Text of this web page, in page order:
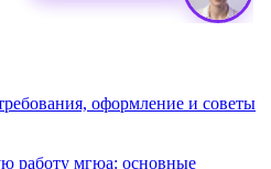
оформление и советы
работу мгюа: основные